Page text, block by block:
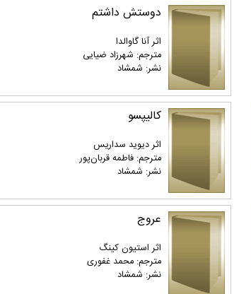
دوستش داشتم
اثر آنا گاوالدا
مترجم: شهرزاد ضیایی
نشر: شمشاد
کالیپسو
اثر دیوید سداریس
مترجم: فاطمه قربان‌پور
نشر: شمشاد
عروج
اثر استیون کینگ
مترجم: محمد غفوری
نشر: شمشاد